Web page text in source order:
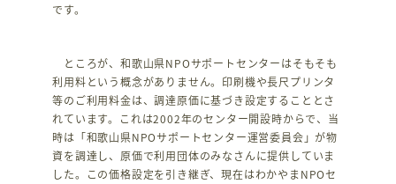
です。
ところが、和歌山県NPOサポートセンターはそもそも
利用料という概念がありません。印刷機や長尺プリンタ
等のご利用料金は、調達原価に基づき設定することとさ
れています。これは2002年のセンター開設時からで、当
時は「和歌山県NPOサポートセンター運営委員会」が物
資を調達し、原価で利用団体のみなさんに提供していま
した。この価格設定を引き継ぎ、現在はわかやまNPOセ